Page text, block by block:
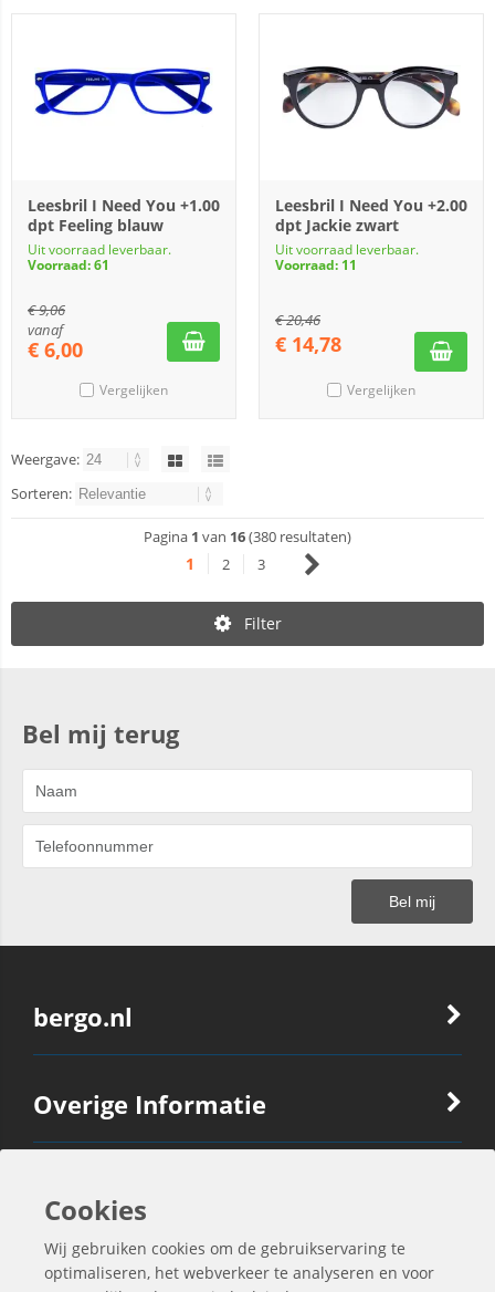
Leesbril I Need You +1.00
dpt Feeling blauw
Uit voorraad leverbaar.
Voorraad: 61
€9,06
vanaf
€ 6,00
Vergelijken
Leesbril I Need You +2.00
dpt Jackie zwart
Uit voorraad leverbaar.
Voorraad: 11
€20,46
€ 14,78
Vergelijken
Weergave:
Sorteren:
Pagina 1 van 16(380 resultaten)
1 2 3
Filter
Bel mij terug
bergo.nl
Overige Informatie
Ook Interessant
Contactgegevens
Cookies
Wij gebruiken cookies om de gebruikservaring te
optimaliseren, het webverkeer te analyseren en voor